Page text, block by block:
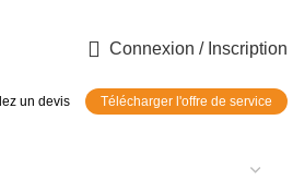
Connexion / Inscription
un devis Télécharger l'offre de service